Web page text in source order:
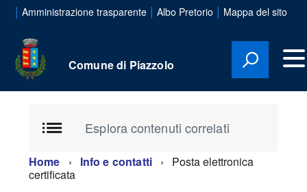
| Amministrazione trasparente | Albo Pretorio | Mappa del sito
Comune di Piazzolo
Esplora contenuti correlati
Home Info e contatti
Posta elettronica
certificata